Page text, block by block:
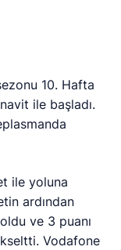
10. Hafta
ile başladı.
ile yoluna
ardından
ve 3 puanı
Vodafone